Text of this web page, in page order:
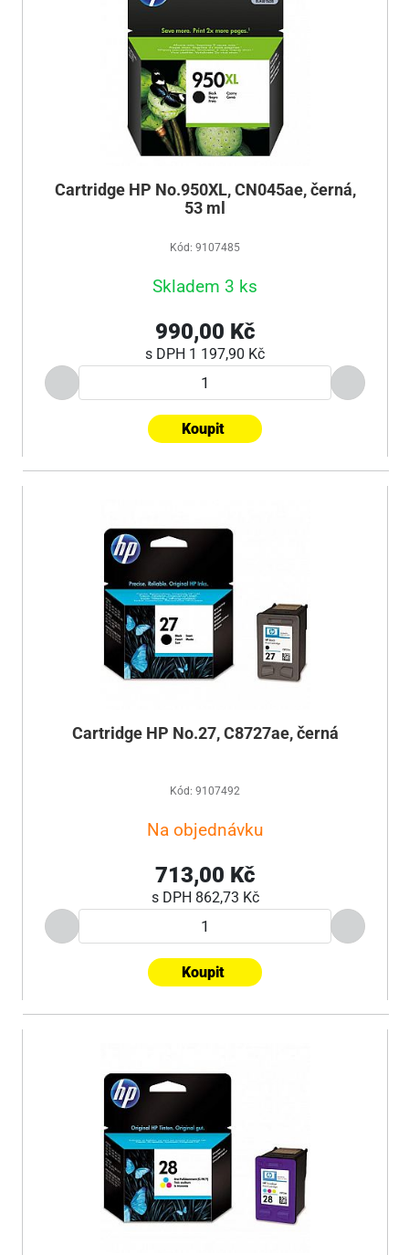
Cartridge HP No.950XL, CN045ae, černá,
53 ml
Kód: 9107485
Skladem 3 ks
990,00 Kč
s DPH 1 197,90 Kč
Koupit
Cartridge HP No.27, C8727ae, černá
Kód: 9107492
Na objednávku
713,00 Kč
s DPH 862,73 Kč
Koupit